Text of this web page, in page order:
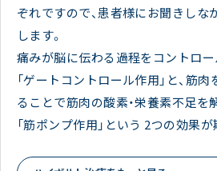
ぞれですので、患者様にお聞きしな
します。
痛みが脳に伝わる過程をコントロ
「ゲートコントロール作用」と、筋
ることで筋肉の酸素・栄養素不足を
「筋ポンプ作用」という 2つの効果が